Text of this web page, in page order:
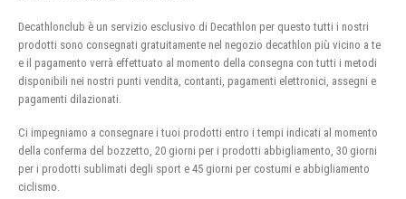
Decathlonclub è un servizio esclusivo di Decathlon per questo tutti i nostri
prodotti sono consegnati gratuitamente nel negozio decathlon più vicino a te
e il pagamento verrà effettuato al momento della consegna con tutti i metodi
disponibili nei nostri punti vendita, contanti, pagamenti elettronici, assegni e
pagamenti dilazionati.
Ci impegniamo a consegnare i tuoi prodotti entro i tempi indicati al momento
della conferma del bozzetto, 20 giorni per i prodotti abbigliamento, 30 giorni
per i prodotti sublimati degli sport e 45 giorni per costumi e abbigliamento
ciclismo.